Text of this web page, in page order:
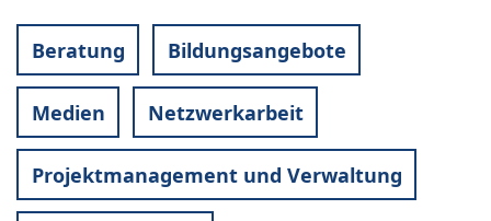
Beratung Bildungsangebote
Medien Netzwerkarbeit
Projektmanagement und Verwaltung